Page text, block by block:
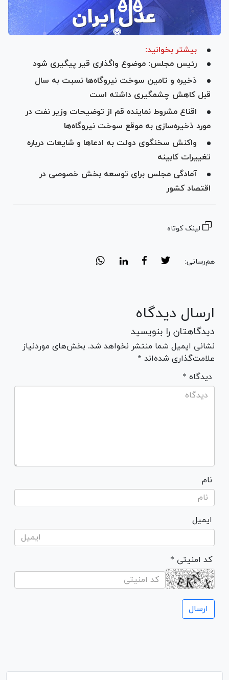
بیشتر بخوانید:
رئیس مجلس: موضوع واگذاری قیر پیگیری شود
ذخیره و تامین سوخت نیروگاه‌ها نسبت به سال
قبل کاهش چشمگیری داشته است
اقناع مشروط نماینده قم از توضیحات وزیر نفت در
مورد ذخیره‌سازی به موقع سوخت نیروگاه‌ها
واکنش سخنگوی دولت به ادعا‌ها و شایعات درباره
تغییرات کابینه
آمادگی مجلس برای توسعه بخش خصوصی در
اقتصاد کشور
لینک کوتاه
هم‌رسانی:
ارسال دیدگاه
دیدگاهتان را بنویسید
نشانی ایمیل شما منتشر نخواهد شد. بخش‌های موردنیاز
علامت‌گذاری شده‌اند *
* دیدگاه
نام
ایمیل
* کد امنیتی